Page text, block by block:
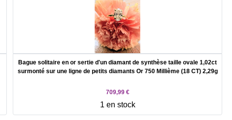
Bague solitaire en or sertie d'un diamant de synthèse taille ovale 1,02ct
surmonté sur une ligne de petits diamants Or 750 Millième (18 CT) 2,29g
709,99 €
1 en stock